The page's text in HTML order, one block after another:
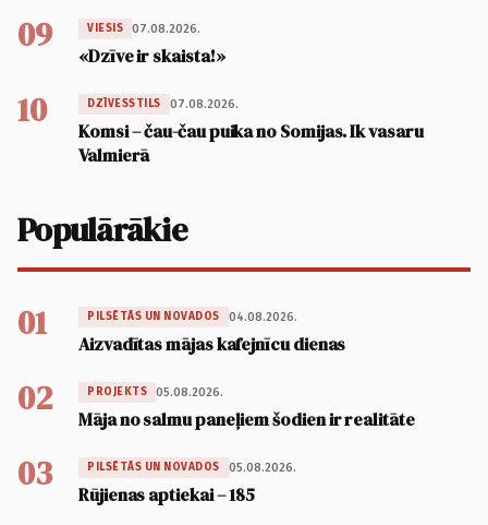
09 VIESIS 07.08.2026.
«Dzīve ir skaista!»
10 DZĪVESSTILS 07.08.2026.
Komsi – čau-čau puika no Somijas. Ik vasaru
Valmierā
Populārākie
01 PILSĒTĀS UN NOVADOS 04.08.2026.
Aizvadītas mājas kafejnīcu dienas
02 PROJEKTS 05.08.2026.
Māja no salmu paneļiem šodien ir realitāte
03 PILSĒTĀS UN NOVADOS 05.08.2026.
Rūjienas aptiekai – 185